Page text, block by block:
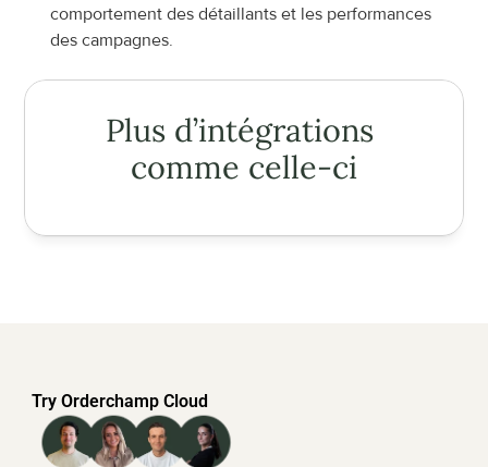
comportement des détaillants et les performances
des campagnes.
Plus d’intégrations
comme celle-ci
Try Orderchamp Cloud